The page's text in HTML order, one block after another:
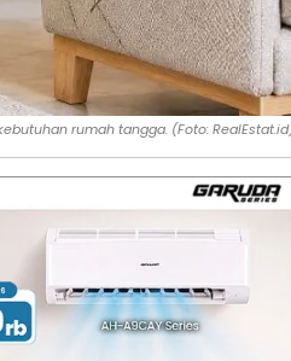
rumah tangga. (Foto: